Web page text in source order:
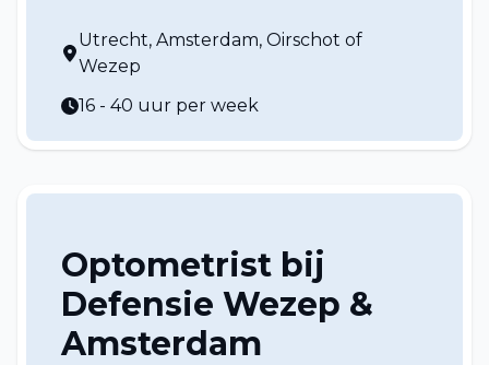
Utrecht, Amsterdam, Oirschot of
Wezep
16 - 40 uur per week
Optometrist bij
Defensie Wezep &
Amsterdam